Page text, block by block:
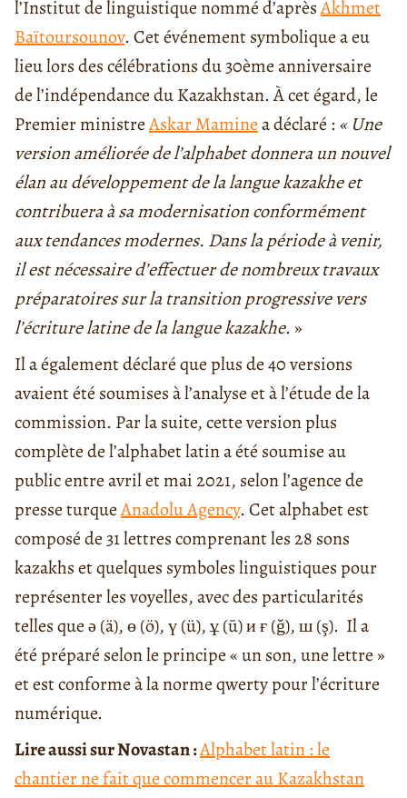
l’Institut de linguistique nommé d’aprèsAkhmet
Baïtoursounov. Cet événement symbolique a eu
lieu lors des célébrations du 30ème anniversaire
de l’indépendance du Kazakhstan. À cet égard, le
Premier ministreAskar Maminea déclaré : « Une
version améliorée de l’alphabet donnera un nouvel
élan au développement de la langue kazakhe et
contribuera à sa modernisation conformément
aux tendances modernes. Dans la période à venir,
il est nécessaire d’effectuer de nombreux travaux
préparatoires sur la transition progressive vers
l’écriture latine de la langue kazakhe. »
Il a également déclaré que plus de 40 versions
avaient été soumises à l’analyse et à l’étude de la
commission. Par la suite, cette version plus
complète de l’alphabet latin a été soumise au
public entre avril et mai 2021, selon l’agence de
presse turqueAnadolu Agency. Cet alphabet est
composé de 31 lettres comprenant les 28 sons
kazakhs et quelques symboles linguistiques pour
représenter les voyelles, avec des particularités
telles que ә (ä), ө (ö), ү (ü), ұ (ū) и ғ (ğ), ш (ş). Il a
été préparé selon le principe « un son, une lettre »
et est conforme à la norme qwerty pour l’écriture
numérique.
Lire aussi sur Novastan :Alphabet latin : le
chantier ne fait que commencer au Kazakhstan